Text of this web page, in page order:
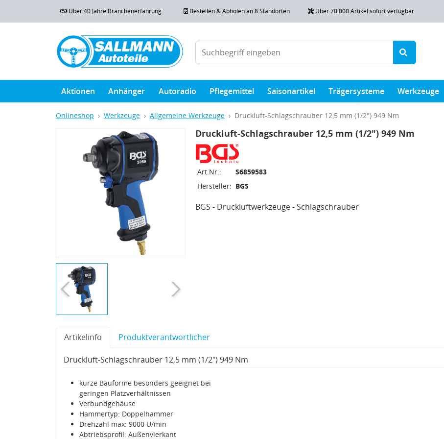
Über 40 Jahre Branchenerfahrung Bestellen & Abholen an 8 Standorten Über 70.000 Artikel sofort verfügbar
Aktionen Anhänger Autoradio Pflegemittel Saisonartikel Trägersysteme Werkzeuge
Onlineshop Werkzeuge Allgemeine Werkzeuge Druckluft-Schlagschrauber 12,5 mm (1/2") 949 Nm
Druckluft-Schlagschrauber 12,5 mm (1/2") 949 Nm
Art.Nr.:
S6859583
Hersteller: BGS
BGS - Druckluftwerkzeuge - Schlagschrauber
Artikelinfo Produktverantwortlicher
Druckluft-Schlagschrauber 12,5 mm (1/2") 949 Nm
kurze Bauforme besonders geeignet bei
geringen Platzverhältnissen
Verbundgehäuse
Hammertyp: Doppelhammer
Drehzahl max: 9000 U/min
Abtriebsprofil: Außenvierkant